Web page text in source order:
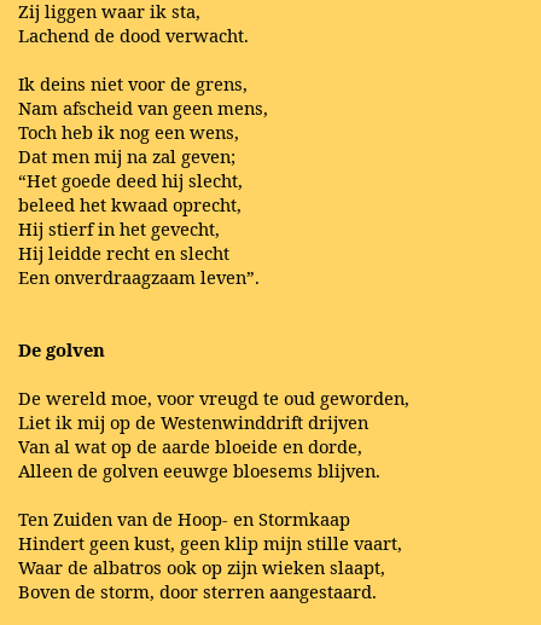
Zij liggen waar ik sta,
Lachend de dood verwacht.
Ik deins niet voor de grens,
Nam afscheid van geen mens,
Toch heb ik nog een wens,
Dat men mij na zal geven;
“Het goede deed hij slecht,
beleed het kwaad oprecht,
Hij stierf in het gevecht,
Hij leidde recht en slecht
Een onverdraagzaam leven”.
De golven
De wereld moe, voor vreugd te oud geworden,
Liet ik mij op de Westenwinddrift drijven
Van al wat op de aarde bloeide en dorde,
Alleen de golven eeuwge bloesems blijven.
Ten Zuiden van de Hoop- en Stormkaap
Hindert geen kust, geen klip mijn stille vaart,
Waar de albatros ook op zijn wieken slaapt,
Boven de storm, door sterren aangestaard.